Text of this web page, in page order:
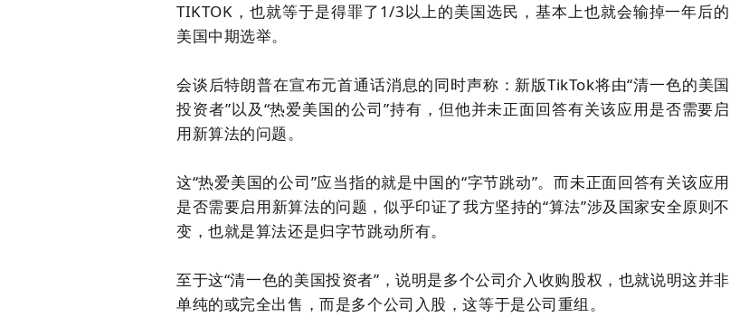
TIKTOK，也就等于是得罪了1/3以上的美国选民，基本上也就会输掉一年后的
美国中期选举。
会谈后特朗普在宣布元首通话消息的同时声称：新版TikTok将由“清一色的美国
投资者”以及“热爱美国的公司”持有，但他并未正面回答有关该应用是否需要启
用新算法的问题。
这“热爱美国的公司”应当指的就是中国的“字节跳动”。而未正面回答有关该应用
是否需要启用新算法的问题，似乎印证了我方坚持的“算法”涉及国家安全原则不
变，也就是算法还是归字节跳动所有。
至于这“清一色的美国投资者”，说明是多个公司介入收购股权，也就说明这并非
单纯的或完全出售，而是多个公司入股，这等于是公司重组。